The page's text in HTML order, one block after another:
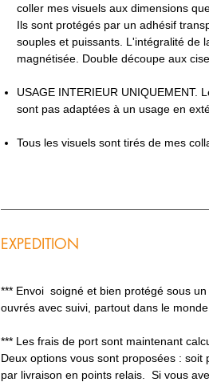
coller mes visuels aux dimensions
Ils sont protégés par un adhésif
souples et puissants. L'intégralité de
magnétisée. Double découpe aux
USAGE INTERIEUR UNIQUEMENT.
sont pas adaptées à un usage en
Tous les visuels sont tirés de mes
EXPEDITION
*** Envoi soigné et bien protégé sous
ouvrés avec suivi, partout dans le monde.
*** Les frais de port sont maintenant
Deux options vous sont proposées : soit
par livraison en points relais. Si vous